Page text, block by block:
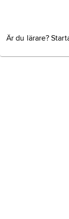
Är du lärare?